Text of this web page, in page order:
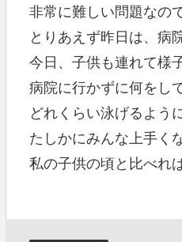
非常に難しい問題なの
とりあえず昨日は、病
今日、子供も連れて様
病院に行かずに何をし
どれくらい泳げるよう
たしかにみんな上手く
私の子供の頃と比べれ